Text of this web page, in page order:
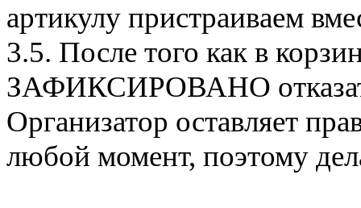
артикулу пристраиваем
3.5. После того как в
ЗАФИКСИРОВАНО
Организатор оставляет
любой момент, поэтому